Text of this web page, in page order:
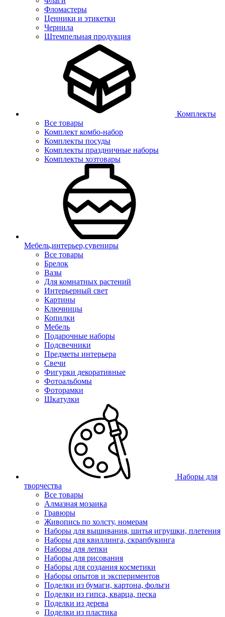
Фломастеры
Ценники и этикетки
Чернила
Штемпельная продукция
Комплекты
Все товары
Комплект комбо-набор
Комплекты посуды
Комплекты праздничные наборы
Комплекты хозтовары
Мебель,интерьер,сувениры
Все товары
Брелок
Вазы
Для комнатных растений
Интерьерный свет
Картины
Ключницы
Копилки
Мебель
Подарочные наборы
Подсвечники
Предметы интерьера
Свечи
Фигурки декоративные
Фотоальбомы
Фоторамки
Шкатулки
Наборы для
творчества
Все товары
Алмазная мозаика
Гравюры
Живопись по холсту, номерам
Наборы для вышивания, шитья игрушки, плетения
Наборы для квиллинга, скрапбукинга
Наборы для лепки
Наборы для рисования
Наборы для создания косметики
Наборы опытов и экспериментов
Поделки из бумаги, картона, фольги
Поделки из гипса, кварца, песка
Поделки из дерева
Поделки из пластика